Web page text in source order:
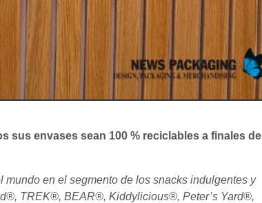
sus envases sean 100 % reciclables a finales de
en el segmento de los snacks indulgentes y
TREK®, BEAR®, Kiddylicious®, Peter’s Yard®,